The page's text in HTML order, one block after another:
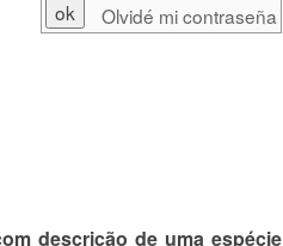
descrição de uma espécie
Olvidé mi contraseña